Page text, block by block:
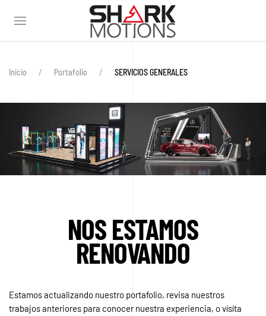
Inicio Portafolio SERVICIOS GENERALES
NOS ESTAMOS
RENOVANDO
Estamos actualizando nuestro portafolio, revisa nuestros
trabajos anteriores para conocer nuestra experiencia, o vísíta